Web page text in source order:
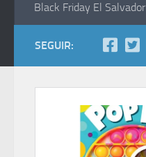
Black Friday El Salvador
SEGUIR: